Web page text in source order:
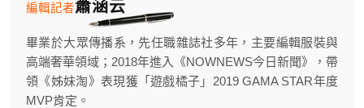
蕭涵云
編輯記者
畢業於大眾傳播系，先任職雜誌社多年，主要編輯服裝與
高端奢華領域；2018年進入《NOWNEWS今日新聞》，帶
領《姊妹淘》表現獲「遊戲橘子」2019 GAMA STAR年度
MVP肯定。